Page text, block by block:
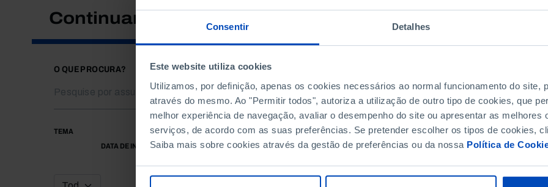
Consentir Detalhes
Este website utiliza cookies
Utilizamos, por definição, apenas os cookies necessários ao normal funcionamento do site,
através do mesmo. Ao "Permitir todos", autoriza a utilização de outro tipo de cookies, que
melhor experiência de navegação, avaliar o desempenho do site ou apresentar as melhores
serviços, de acordo com as suas preferências. Se pretender escolher os tipos de cookies,
Saiba mais sobre cookies através da gestão de preferências ou da nossa Política de
Continuar a pesquisar
O QUE PROCURA?
TEMA
DATA DE INÍCIO
DATA DE FIM